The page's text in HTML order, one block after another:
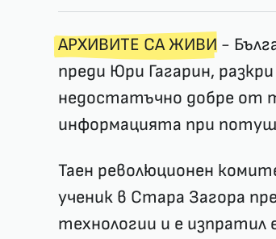
АРХИВИТЕ СА ЖИВИ -
преди Юри Гагарин,
недостатъчно добре от
информацията при
Таен революционен
ученик в Стара Загора
технологии и е